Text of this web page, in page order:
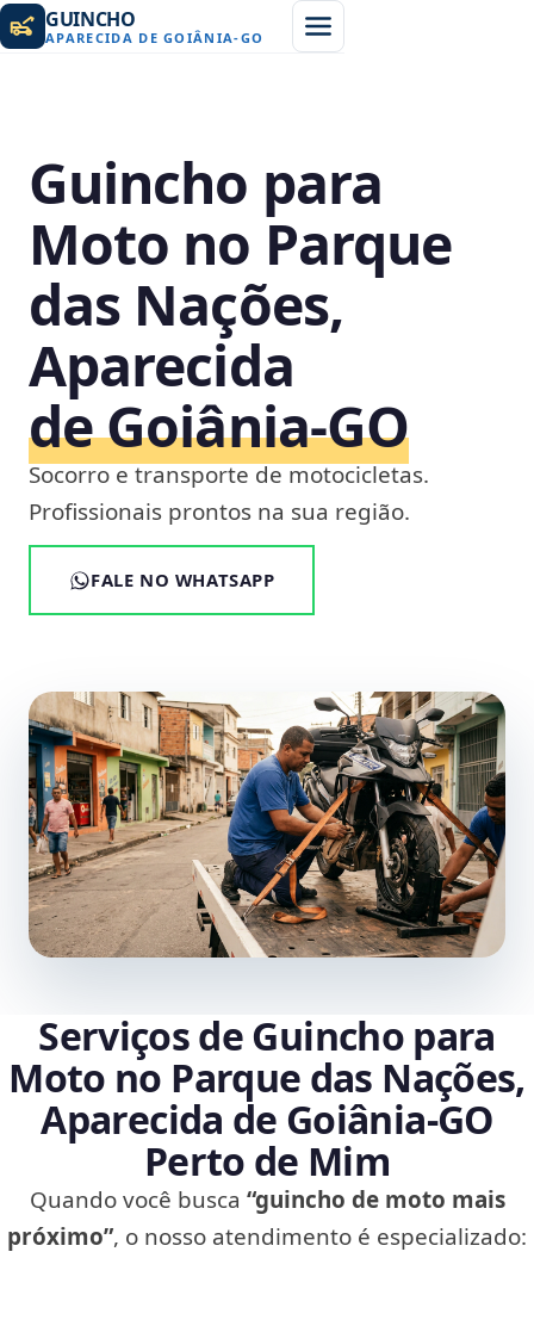
GUINCHO
APARECIDA DE GOIÂNIA-GO
Guincho para
Moto no Parque
das Nações,
Aparecida
de Goiânia‑GO
Socorro e transporte de motocicletas.
Profissionais prontos na sua região.
FALE NO WHATSAPP
Serviços de Guincho para
Moto no Parque das Nações,
Aparecida de Goiânia‑GO
Perto de Mim
Quando você busca “guincho de moto mais
próximo”, o nosso atendimento é especializado: